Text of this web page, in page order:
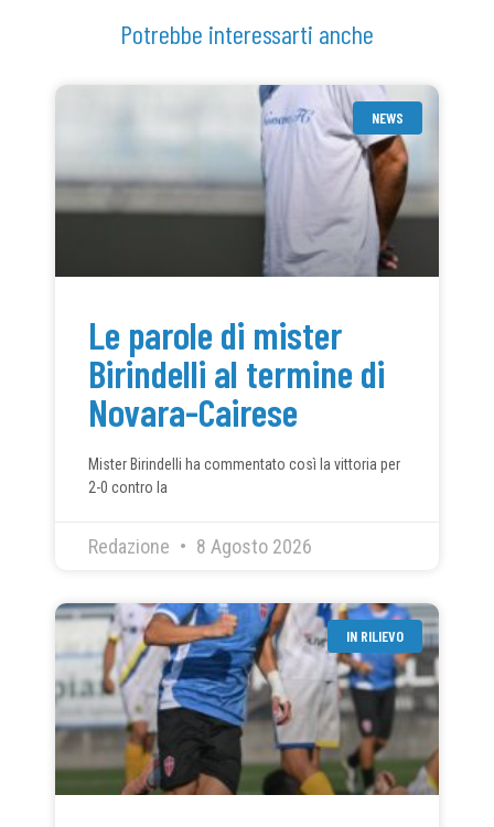
Potrebbe interessarti anche
NEWS
Le parole di mister
Birindelli al termine di
Novara-Cairese
Mister Birindelli ha commentato così la vittoria per
2-0 contro la
Redazione 8 Agosto 2026
IN RILIEVO